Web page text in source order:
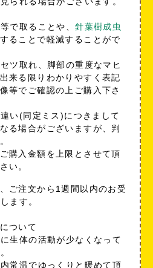
で取ることや、針葉樹成虫
ることで軽減することがで
ツ取れ、脚部の重度なマヒ
来る限りわかりやすく表記
等でご確認の上ご購入下さ
い(同定ミス)につきまして
る場合がございますが、判
購入金額を上限とさせて頂
い。
ご注文から1週間以内のお受
ます。
ついて
生体の活動が少なくなって
常温でゆっくりと暖めて頂